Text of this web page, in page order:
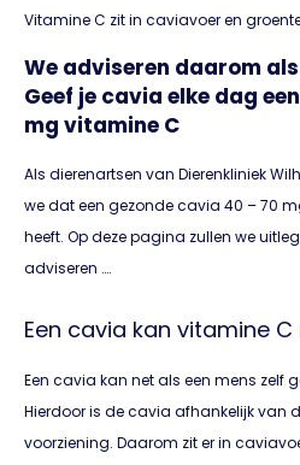
Vitamine C zit in caviavoer en
We adviseren daarom
Geef je cavia elke dag
mg vitamine C
Als dierenartsen van Dierenkliniek
we dat een gezonde cavia 40 – 70
heeft. Op deze pagina zullen we
adviseren ….
Een cavia kan vitamine
Een cavia kan net als een mens zelf
Hierdoor is de cavia afhankelijk van
voorziening. Daarom zit er in